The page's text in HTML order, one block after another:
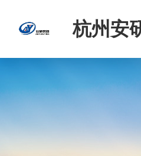
杭州安
司